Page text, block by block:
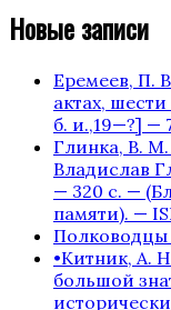
Новые записи
Еремеев, П.
актах,
б. и.,19—?] —
Глинка, В.
Владислав
— 320 с. —
памяти). —
•Китник, А.
большой